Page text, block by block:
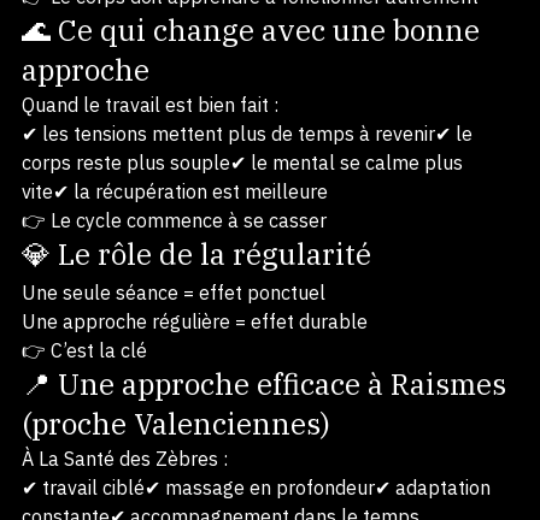
profondeur✔ approche globale
👉 Le corps doit apprendre à fonctionner autrement
🌊 Ce qui change avec une bonne
approche
Quand le travail est bien fait :
✔ les tensions mettent plus de temps à revenir✔ le
corps reste plus souple✔ le mental se calme plus
vite✔ la récupération est meilleure
👉 Le cycle commence à se casser
💎 Le rôle de la régularité
Une seule séance = effet ponctuel
Une approche régulière = effet durable
👉 C’est la clé
📍 Une approche efficace à Raismes
(proche Valenciennes)
À La Santé des Zèbres :